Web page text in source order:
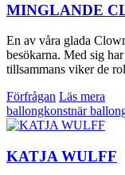
MINGLANDE
En av våra glada
besökarna. Med sig
tillsammans viker de
Förfrågan Läs mera
ballongkonstnär
KATJA WULFF